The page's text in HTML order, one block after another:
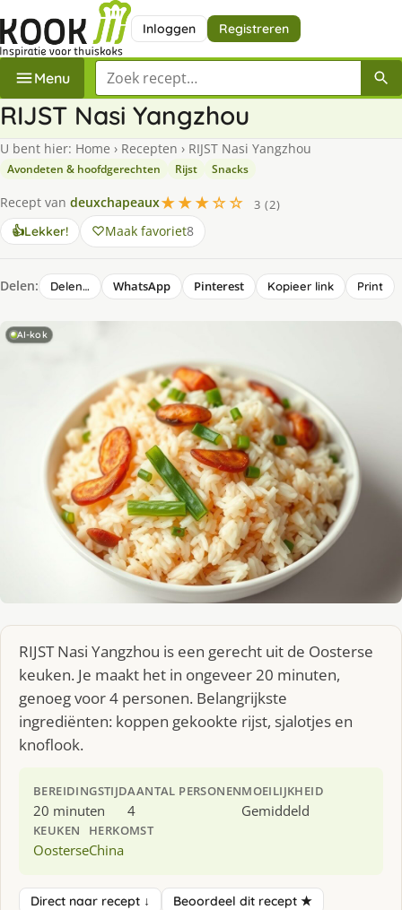
Inloggen Registreren
Menu Zoek een recept
RIJST Nasi Yangzhou
U bent hier: Home › Recepten › RIJST Nasi Yangzhou
Avondeten & hoofdgerechten Rijst Snacks
Recept van deuxchapeaux★★★☆☆
3 (2)
👍Lekker! Maak favoriet8
Delen: Delen… WhatsApp Pinterest Kopieer link Print
AI-kok
RIJST Nasi Yangzhou is een gerecht uit de Oosterse
keuken. Je maakt het in ongeveer 20 minuten,
genoeg voor 4 personen. Belangrijkste
ingrediënten: koppen gekookte rijst, sjalotjes en
knoflook.
BEREIDINGSTIJD
20 minuten
AANTAL PERSONEN
4
MOEILIJKHEID
Gemiddeld
KEUKEN
Oosterse
HERKOMST
China
Direct naar recept ↓ Beoordeel dit recept ★